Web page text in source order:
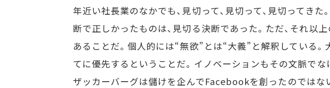
年近い社長業のなかでも、見切って、見切って、見切ってき
断で正しかったものは、見切る決断であった。ただ、それ以
あることだ。個人的には“無欲”とは“大義”と解釈している
てに優先するということだ。イノベーションもその文脈でな
ザッカーバーグは儲けを企んでFacebookを創ったのではな